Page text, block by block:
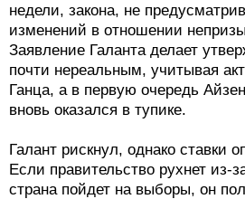
недели, закона, не
изменений в отношении
Заявление Галанта делает
почти нереальным, учитывая
Ганца, а в первую очередь
вновь оказался в тупике.
Галант рискнул, однако ставки
Если правительство рухнет из-
страна пойдет на выборы, он